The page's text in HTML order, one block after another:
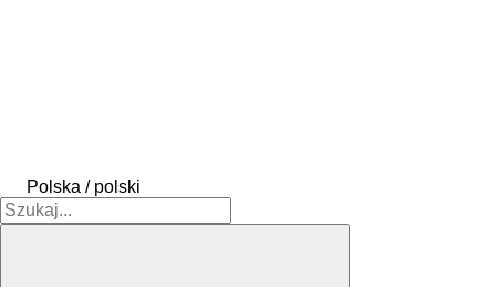
Polska / polski